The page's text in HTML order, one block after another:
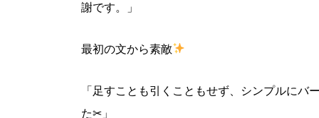
謝です。」
最初の文から素敵
「足すことも引くこともせず、シンプルに
た✂︎」